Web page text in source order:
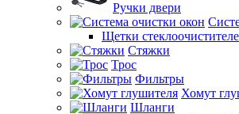
Ручки двери
Щетки
Стяжки
Трос
Фильтры
Хомут
Шланги